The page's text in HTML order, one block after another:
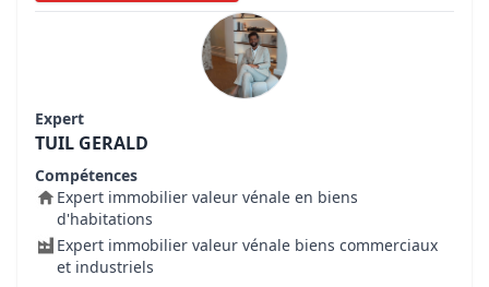
Expert
TUIL GERALD
Compétences
Expert immobilier valeur vénale en biens
d'habitations
Expert immobilier valeur vénale biens commerciaux
et industriels